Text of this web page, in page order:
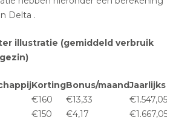
Delta .
illustratie (gemiddeld verbruik
KortingBonus/maandJaarlijks
€160 €13,33
€1.547,05
€150 €4,17
€1.667,05